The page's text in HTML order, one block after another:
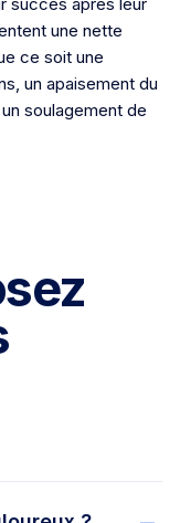
une nette
ce soit une
un apaisement du
soulagement de